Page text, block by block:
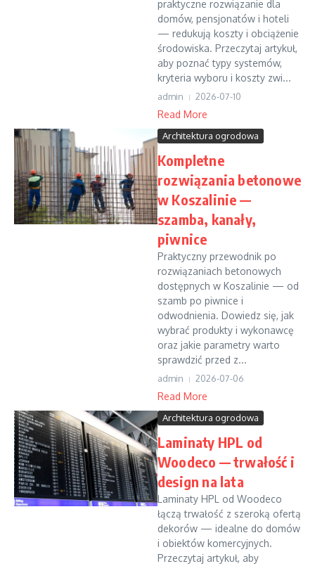
praktyczne rozwiązanie dla
domów, pensjonatów i hoteli
— redukują koszty i obciążenie
środowiska. Przeczytaj artykuł,
aby poznać typy systemów,
kryteria wyboru i koszty zwi...
admin 2026-07-10
Read More
Architektura ogrodowa
Kompletne
rozwiązania betonowe
w Koszalinie —
szamba, kanały,
piwnice
Praktyczny przewodnik po
rozwiązaniach betonowych
dostępnych w Koszalinie — od
szamb po piwnice i
odwodnienia. Dowiedz się, jak
wybrać produkty i wykonawcę
oraz jakie parametry warto
sprawdzić przed z...
admin 2026-07-06
Read More
Architektura ogrodowa
Laminaty HPL od
Woodeco — trwałość i
design na lata
Laminaty HPL od Woodeco
łączą trwałość z szeroką ofertą
dekorów — idealne do domów
i obiektów komercyjnych.
Przeczytaj artykuł, aby